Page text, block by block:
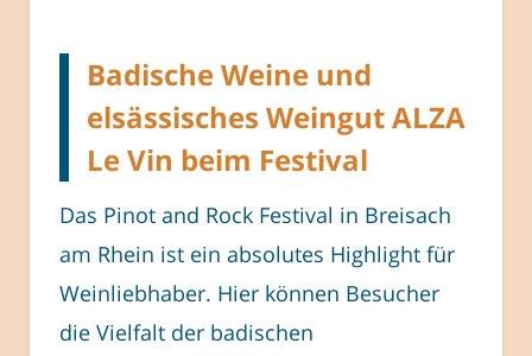
Badische Weine und
elsässisches Weingut ALZA
Le Vin beim Festival
Das Pinot and Rock Festival in Breisach
am Rhein ist ein absolutes Highlight für
Weinliebhaber. Hier können Besucher
die Vielfalt der badischen